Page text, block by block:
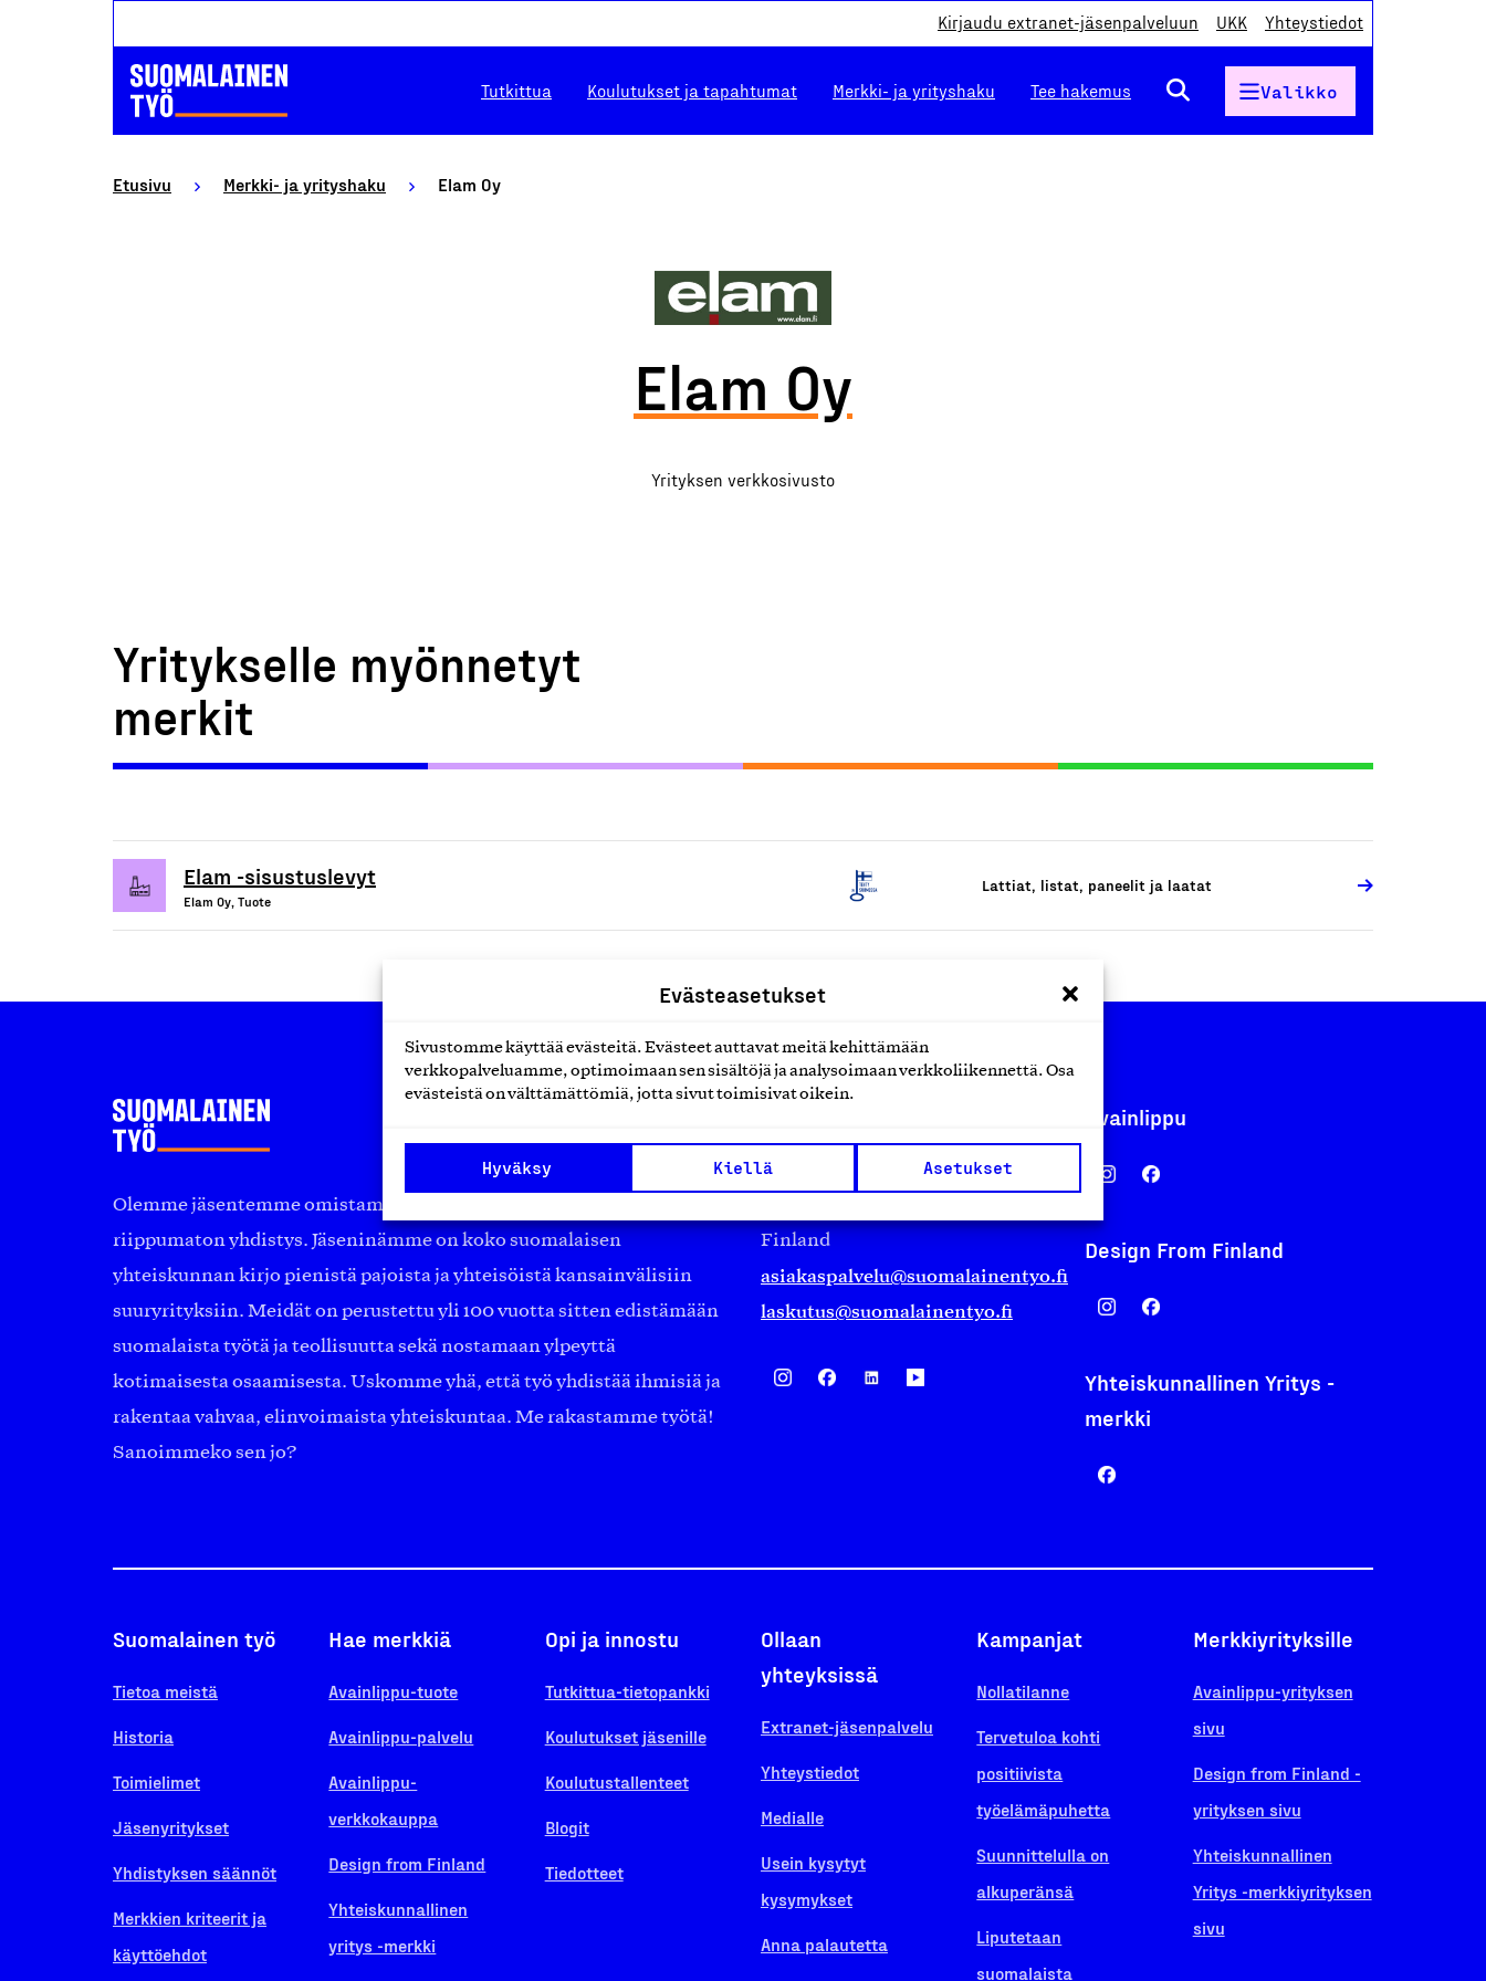
Evästeasetukset
Sivustomme käyttää evästeitä. Evästeet auttavat meitä kehittämään
verkkopalveluamme, optimoimaan sen sisältöjä ja analysoimaan verkkoliikennettä. Osa
evästeistä on välttämättömiä, jotta sivut toimisivat oikein.
Hyväksy Kiellä Asetukset
Kirjaudu extranet-jäsenpalveluun UKK Yhteystiedot
Tutkittua Koulutukset ja tapahtumat Merkki- ja yrityshaku Tee hakemus Valikko
Etusivu Merkki- ja yrityshaku Elam Oy
Elam Oy
Yrityksen verkkosivusto
Yritykselle myönnetyt
merkit
Elam -sisustuslevyt
Elam Oy, Tuote
Lattiat, listat, paneelit ja laatat
Olemme jäsentemme omistama puolueeton, työmarkkinajärjestöistä
riippumaton yhdistys. Jäseninämme on koko suomalaisen
yhteiskunnan kirjo pienistä pajoista ja yhteisöistä kansainvälisiin
suuryrityksiin. Meidät on perustettu yli 100 vuotta sitten edistämään
suomalaista työtä ja teollisuutta sekä nostamaan ylpeyttä
kotimaisesta osaamisesta. Uskomme yhä, että työ yhdistää ihmisiä ja
rakentaa vahvaa, elinvoimaista yhteiskuntaa. Me rakastamme työtä!
Sanoimmeko sen jo?
Eteläranta 14,
Finland
asiakaspalvelu@suomalainentyo.fi
laskutus@suomalainentyo.fi
Avainlippu
Design From Finland
Yhteiskunnallinen Yritys -
merkki
Suomalainen työ
Tietoa meistä
Historia
Toimielimet
Jäsenyritykset
Yhdistyksen säännöt
Merkkien kriteerit ja
käyttöehdot
Hae merkkiä
Avainlippu-tuote
Avainlippu-palvelu
Avainlippu-
verkkokauppa
Design from Finland
Yhteiskunnallinen
yritys -merkki
Opi ja innostu
Tutkittua-tietopankki
Koulutukset jäsenille
Koulutustallenteet
Blogit
Tiedotteet
Ollaan
yhteyksissä
Extranet-jäsenpalvelu
Yhteystiedot
Medialle
Usein kysytyt
kysymykset
Anna palautetta
Kampanjat
Nollatilanne
Tervetuloa kohti
positiivista
työelämäpuhetta
Suunnittelulla on
alkuperänsä
Liputetaan
suomalaista
Merkkiyrityksille
Avainlippu-yrityksen
sivu
Design from Finland -
yrityksen sivu
Yhteiskunnallinen
Yritys -merkkiyrityksen
sivu